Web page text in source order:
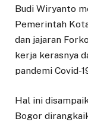
Budi Wiryanto
Pemerintah
dan jajaran
kerja kerasnya
pandemi Covid-
Hal ini
Bogor